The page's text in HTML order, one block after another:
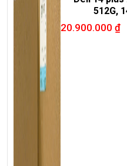
512G,
20.900.000 ₫